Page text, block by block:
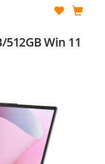
512GB Win 11